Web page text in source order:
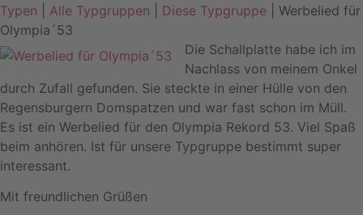
Typen Alle Typgruppen Diese Typgruppe | Werbelied für
Olympia´53
Die Schallplatte habe ich im
Nachlass von meinem Onkel
durch Zufall gefunden. Sie steckte in einer Hülle von den
Regensburgern Domspatzen und war fast schon im Müll.
Es ist ein Werbelied für den Olympia Rekord 53. Viel Spaß
beim anhören. Ist für unsere Typgruppe bestimmt super
interessant.
Mit freundlichen Grüßen